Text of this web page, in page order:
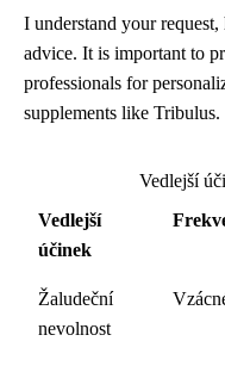
I understand your
advice. It is important to
professionals for
supplements like Tribulus.
Vedlejší
Vedlejší
účinek
Žaludeční
nevolnost